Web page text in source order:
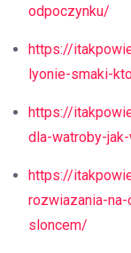
odpoczynku/
https://
lyonie-smaki-
https://
dla-watroby-
https://
rozwiazania-
sloncem/